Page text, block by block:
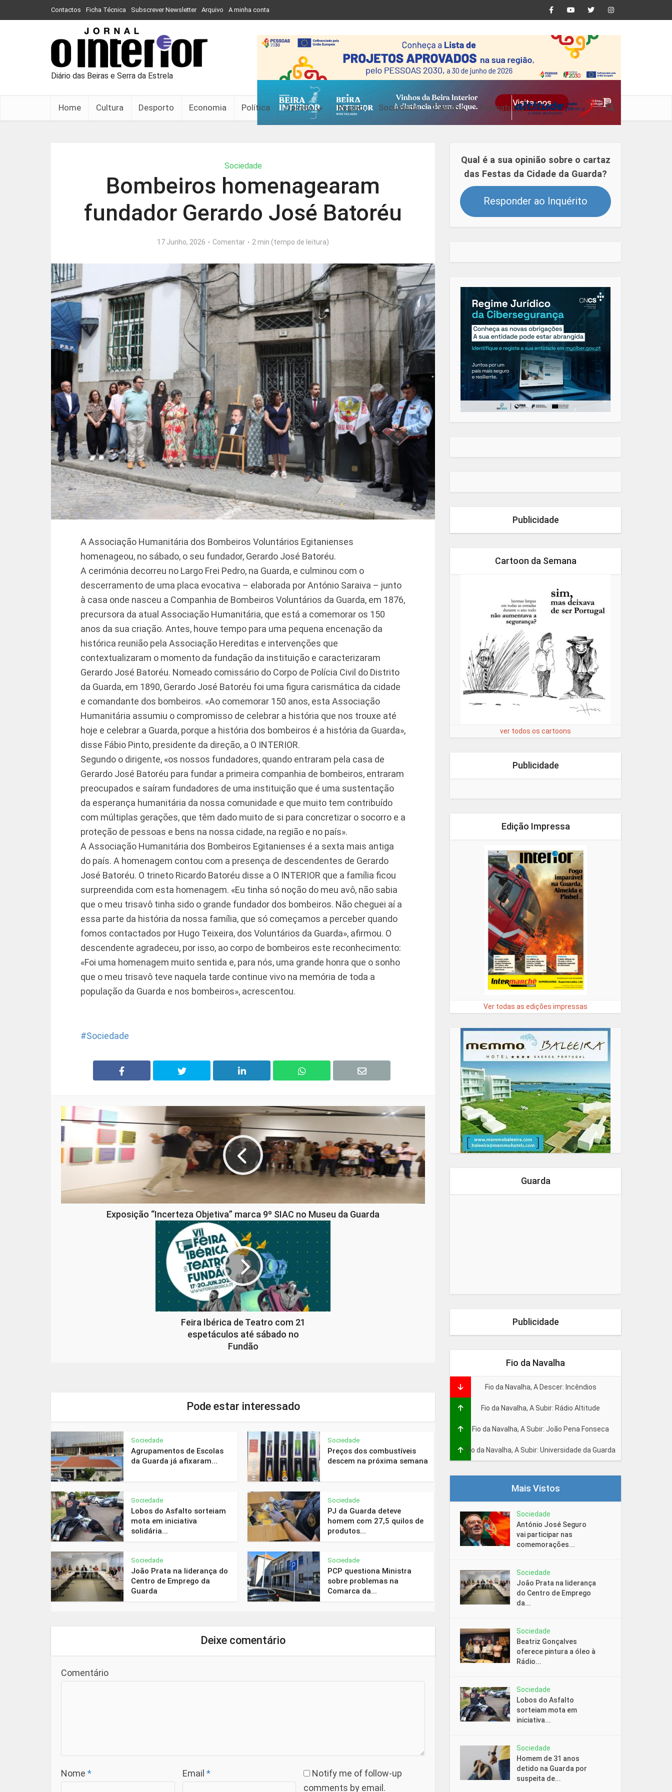
Contactos Ficha Técnica Subscrever Newsletter Arquivo A minha conta
Diário das Beiras e Serra da Estrela
Home Cultura Desporto Economia Política Opinião Região Sociedade Eventos Assinaturas
Sociedade
Bombeiros homenagearam
fundador Gerardo José Batoréu
17 Junho, 2026 Comentar 2 min (tempo de leitura)
A Associação Humanitária dos Bombeiros Voluntários Egitanienses
homenageou, no sábado, o seu fundador, Gerardo José Batoréu.
A cerimónia decorreu no Largo Frei Pedro, na Guarda, e culminou com o
descerramento de uma placa evocativa – elaborada por António Saraiva – junto
à casa onde nasceu a Companhia de Bombeiros Voluntários da Guarda, em 1876,
precursora da atual Associação Humanitária, que está a comemorar os 150
anos da sua criação. Antes, houve tempo para uma pequena encenação da
histórica reunião pela Associação Hereditas e intervenções que
contextualizaram o momento da fundação da instituição e caracterizaram
Gerardo José Batoréu. Nomeado comissário do Corpo de Polícia Civil do Distrito
da Guarda, em 1890, Gerardo José Batoréu foi uma figura carismática da cidade
e comandante dos bombeiros. «Ao comemorar 150 anos, esta Associação
Humanitária assumiu o compromisso de celebrar a história que nos trouxe até
hoje e celebrar a Guarda, porque a história dos bombeiros é a história da Guarda»,
disse Fábio Pinto, presidente da direção, a O INTERIOR.
Segundo o dirigente, «os nossos fundadores, quando entraram pela casa de
Gerardo José Batoréu para fundar a primeira companhia de bombeiros, entraram
preocupados e saíram fundadores de uma instituição que é uma sustentação
da esperança humanitária da nossa comunidade e que muito tem contribuído
com múltiplas gerações, que têm dado muito de si para concretizar o socorro e a
proteção de pessoas e bens na nossa cidade, na região e no país».
A Associação Humanitária dos Bombeiros Egitanienses é a sexta mais antiga
do país. A homenagem contou com a presença de descendentes de Gerardo
José Batoréu. O trineto Ricardo Batoréu disse a O INTERIOR que a família ficou
surpreendida com esta homenagem. «Eu tinha só noção do meu avô, não sabia
que o meu trisavô tinha sido o grande fundador dos bombeiros. Não cheguei aí a
essa parte da história da nossa família, que só começamos a perceber quando
fomos contactados por Hugo Teixeira, dos Voluntários da Guarda», afirmou. O
descendente agradeceu, por isso, ao corpo de bombeiros este reconhecimento:
«Foi uma homenagem muito sentida e, para nós, uma grande honra que o sonho
que o meu trisavô teve naquela tarde continue vivo na memória de toda a
população da Guarda e nos bombeiros», acrescentou.
Sociedade
Exposição “Incerteza Objetiva” marca 9º SIAC no Museu da Guarda
Feira Ibérica de Teatro com 21
espetáculos até sábado no
Fundão
Pode estar interessado
Sociedade
Agrupamentos de Escolas
da Guarda já afixaram...
Sociedade
Preços dos combustíveis
descem na próxima semana
Sociedade
Lobos do Asfalto sorteiam
mota em iniciativa
solidária...
Sociedade
PJ da Guarda deteve
homem com 27,5 quilos de
produtos...
Sociedade
João Prata na liderança do
Centro de Emprego da
Guarda
Sociedade
PCP questiona Ministra
sobre problemas na
Comarca da...
Deixe comentário
Comentário
Nome * Email *
Notify me of follow-up
comments by email.
Qual é a sua opinião sobre o cartaz
das Festas da Cidade da Guarda?
Responder ao Inquérito
Publicidade
Cartoon da Semana
ver todos os cartoons
Publicidade
Edição Impressa
Ver todas as edições impressas
Guarda
Publicidade
Fio da Navalha
Fio da Navalha, A Descer: Incêndios
Fio da Navalha, A Subir: Rádio Altitude
Fio da Navalha, A Subir: João Pena Fonseca
Fio da Navalha, A Subir: Universidade da Guarda
Mais Vistos
Sociedade
António José Seguro
vai participar nas
comemorações...
Sociedade
João Prata na liderança
do Centro de Emprego
da...
Sociedade
Beatriz Gonçalves
oferece pintura a óleo à
Rádio...
Sociedade
Lobos do Asfalto
sorteiam mota em
iniciativa...
Sociedade
Homem de 31 anos
detido na Guarda por
suspeita de...